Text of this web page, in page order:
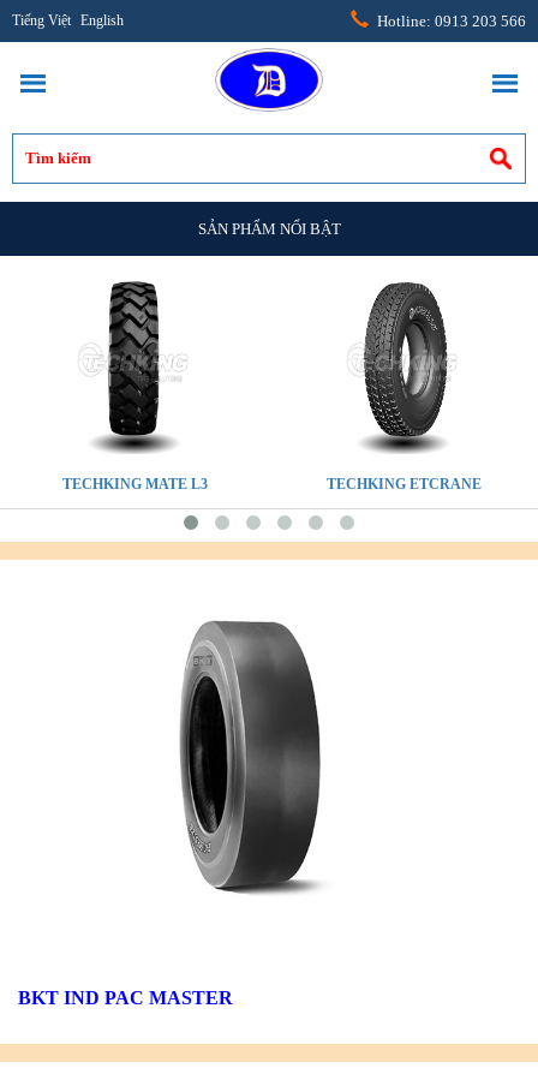
Tiếng Việt English Hotline: 0913 203 566
SẢN PHẨM NỔI BẬT
TECHKING MATE L3 TECHKING ETCRANE
BKT IND PAC MASTER